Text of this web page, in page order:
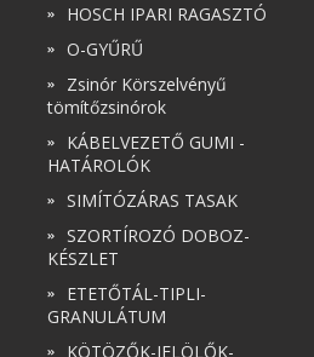
HOSCH IPARI RAGASZTÓ
O-GYŰRŰ
Zsinór Körszelvényű
tömítőzsinórok
KÁBELVEZETŐ GUMI -
HATÁROLÓK
SIMÍTÓZÁRAS TASAK
SZORTÍROZÓ DOBOZ-
KÉSZLET
ETETŐTÁL-TIPLI-
GRANULÁTUM
KÖTÖZŐK-JELÖLŐK-